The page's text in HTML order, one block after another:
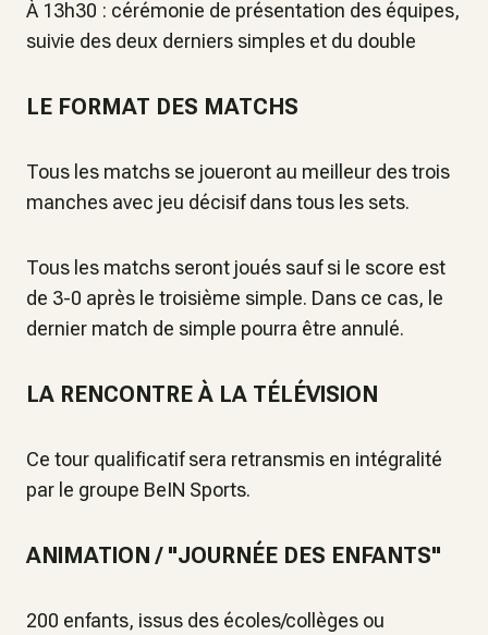
À 13h30 : cérémonie de présentation des équipes,
suivie des deux derniers simples et du double
LE FORMAT DES MATCHS
Tous les matchs se joueront au meilleur des trois
manches avec jeu décisif dans tous les sets.
Tous les matchs seront joués sauf si le score est
de 3-0 après le troisième simple. Dans ce cas, le
dernier match de simple pourra être annulé.
LA RENCONTRE À LA TÉLÉVISION
Ce tour qualificatif sera retransmis en intégralité
par le groupe BeIN Sports.
ANIMATION / "JOURNÉE DES ENFANTS"
200 enfants, issus des écoles/collèges ou